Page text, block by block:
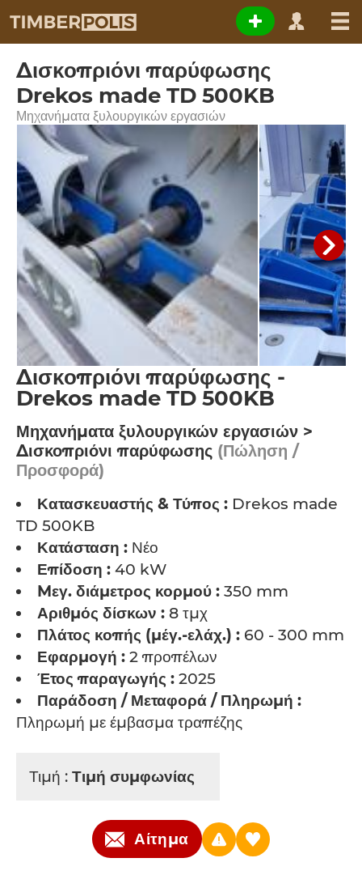
Δισκοπριόνι παρύφωσης
Drekos made TD 500KB
Μηχανήματα ξυλουργικών εργασιών
Δισκοπριόνι παρύφωσης -
Drekos made TD 500KB
Μηχανήματα ξυλουργικών εργασιών >
Δισκοπριόνι παρύφωσης (Πώληση /
Προσφορά)
Κατασκευαστής & Τύπος : Drekos made
TD 500KB
Κατάσταση : Νέο
Επίδοση : 40 kW
Mεγ. διάμετρος κορμού : 350 mm
Αριθμός δίσκων : 8 τμχ
Πλάτος κοπής (μέγ.-ελάχ.) : 60 - 300 mm
Εφαρμογή : 2 προπέλων
Έτος παραγωγής : 2025
Παράδοση / Μεταφορά / Πληρωμή :
Πληρωμή με έμβασμα τραπέζης
Τιμή : Τιμή συμφωνίας
Αίτημα